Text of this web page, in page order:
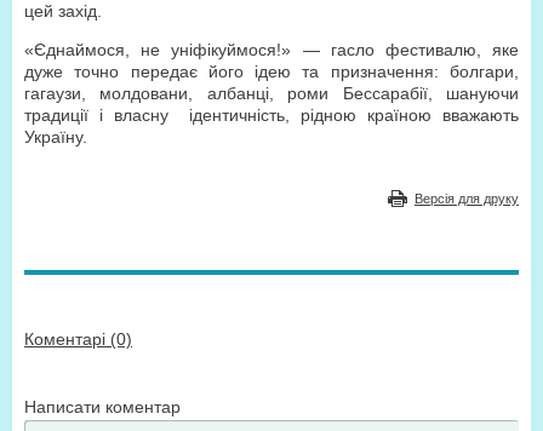
цей захід.
«Єднаймося, не уніфікуймося!» — гасло фестивалю, яке
дуже точно передає його ідею та призначення: болгари,
гагаузи, молдовани, албанці, роми Бессарабії, шануючи
традиції і власну ідентичність, рідною країною вважають
Україну.
Версія для друку
Коментарі (0)
Написати коментар